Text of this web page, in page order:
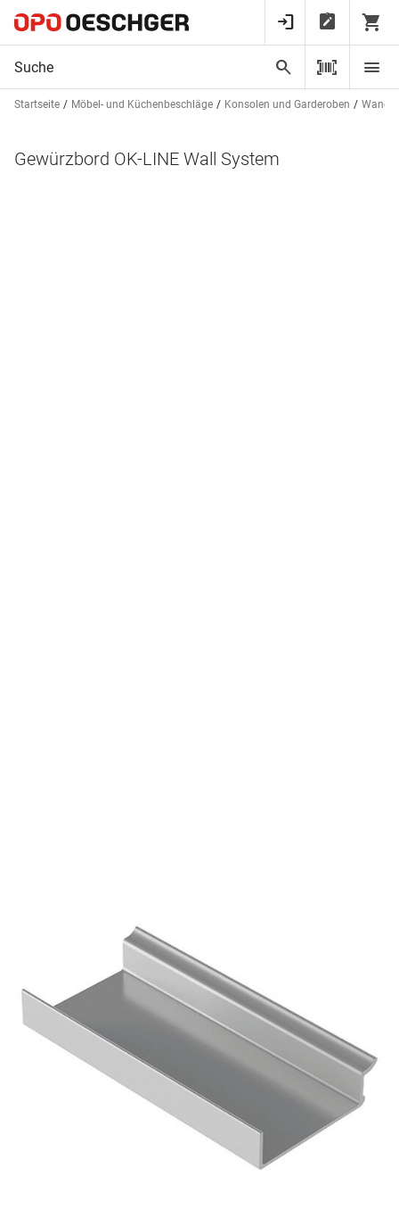
Startseite Möbel- und Küchenbeschläge Konsolen und Garderoben
Gewürzbord OK-LINE Wall System